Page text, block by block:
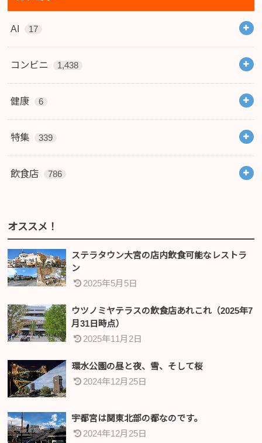
AI 17
コンビニ 1,438
健康 6
特集 339
飲食店 786
オススメ！
ステラタウン大宮の店内飲食可能なレストラ
ン
2025年5月5日
ウツノミヤテラスの飲食店あれこれ（2025年7
月31日時点）
2025年11月2日
環水公園の昼と夜、雪、そして桜
2024年12月25日
宇都宮は関東北部の都なのです。
2024年12月25日